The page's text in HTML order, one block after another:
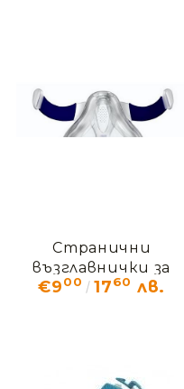
Странични
възглавнички за
Рамка " Спринг"-
€900 1760 лв.